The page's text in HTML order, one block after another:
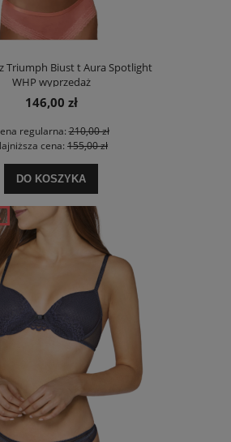
Triumph Biust t Aura Spotlight
WHP wyprzedaż
146,00 zł
regularna:210,00 zł
cena: 155,00 zł
DO KOSZYKA